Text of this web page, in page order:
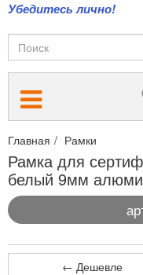
Убедитесь лично!
Главная Рамки
Рамка для
белый 9мм
← Дешевле